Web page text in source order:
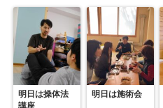
明日は操体法
講座
明日は施術会